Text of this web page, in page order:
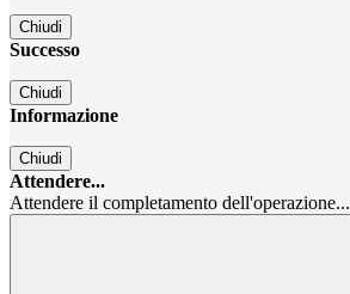
Chiudi
Successo
Chiudi
Informazione
Chiudi
Attendere...
Attendere il completamento dell'operazione...